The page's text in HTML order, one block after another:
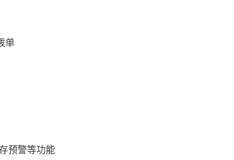
单
预警等功能